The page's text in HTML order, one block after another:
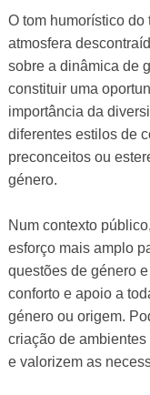
O tom humorístico
atmosfera
sobre a dinâmica de
constituir uma
importância da
diferentes estilos de
preconceitos ou
género.
Num contexto
esforço mais amplo
questões de género
conforto e apoio a
género ou origem.
criação de
e valorizem as